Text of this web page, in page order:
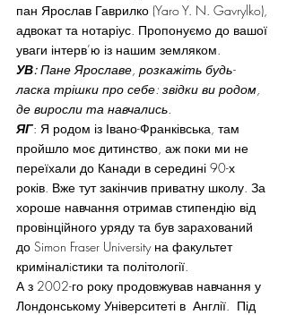
пан Ярослав Гаврилко (Yaro Y. N. Gavrylko),
адвокат та нотаріус. Пропонуємо до вашої
уваги інтерв’ю із нашим земляком.
УВ: Пане Ярославе, розкажіть будь-
ласка трішки про себе: звідки ви родом,
де виросли та навчались.
ЯГ: Я родом із Івано-Франківська, там
пройшло моє дитинство, аж поки ми не
переїхали до Канади в середині 90-х
років. Вже тут закінчив приватну школу. За
хороше навчання отримав стипендію від
провінційного уряду та був зарахований
до Simon Fraser University на факультет
криміналiстики та політології.
А з 2002-го року продовжував навчання у
Лондонському Університеті в  Англії.  Під